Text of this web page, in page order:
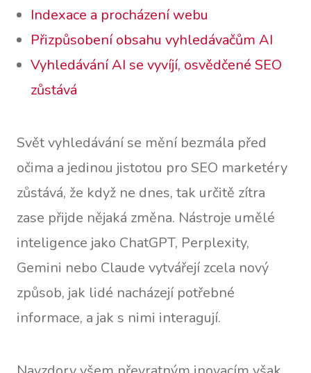
Indexace a procházení webu
Přizpůsobení obsahu vyhledávačům AI
Vyhledávání AI se vyvíjí, osvědčené SEO
zůstává
Svět vyhledávání se mění bezmála před
očima a jedinou jistotou pro SEO marketéry
zůstává, že když ne dnes, tak určitě zítra
zase přijde nějaká změna. Nástroje umělé
inteligence jako ChatGPT, Perplexity,
Gemini nebo Claude vytvářejí zcela nový
způsob, jak lidé nacházejí potřebné
informace, a jak s nimi interagují.